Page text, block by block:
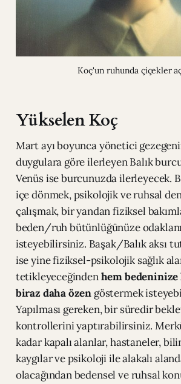
Koç'un ruhunda çiçekler
Yükselen Koç
Mart ayı boyunca yönetici
duygulara göre ilerleyen Balık
Venüs ise burcunuzda ilerleyecek.
içe dönmek, psikolojik ve ruhsal
çalışmak, bir yandan fiziksel
beden/ruh bütünlüğünüze
isteyebilirsiniz. Başak/Balık aksı
ise yine fiziksel-psikolojik sağlık
tetikleyeceğindenhem
biraz daha özen göstermek
Yapılması gereken, bir süredir
kontrollerini yaptırabilirsiniz.
kadar kapalı alanlar, hastaneler,
kaygılar ve psikoloji ile alakalı
olacağından bedensel ve ruhsal